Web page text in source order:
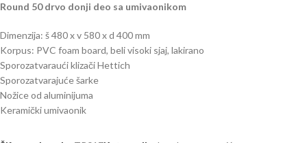
Round 50 drvo donji deo sa umivaonikom
Dimenzija: š 480 x v 580 x d 400 mm
Korpus: PVC foam board, beli visoki sjaj, lakirano
Sporozatvaraući klizači Hettich
Sporozatvarajuće šarke
Nožice od aluminijuma
Keramički umivaonik